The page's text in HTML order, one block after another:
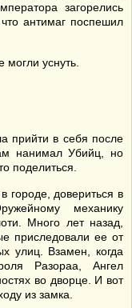
загорелись
антимаг поспешил
уснуть.
прийти в себя после
нанимал Убийц, но
поделиться.
городе, довериться в
механику
Много лет назад,
приследовали ее от
улиц. Взамен, когда
Разораа, Ангел
во дворце. И вот
из замка.